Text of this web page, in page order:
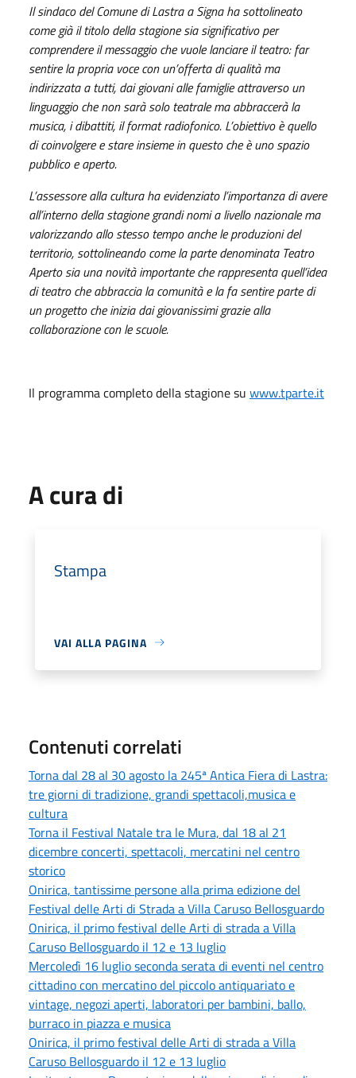
Il sindaco del Comune di Lastra a Signa ha sottolineato
come già il titolo della stagione sia significativo per
comprendere il messaggio che vuole lanciare il teatro: far
sentire la propria voce con un’offerta di qualità ma
indirizzata a tutti, dai giovani alle famiglie attraverso un
linguaggio che non sarà solo teatrale ma abbraccerà la
musica, i dibattiti, il format radiofonico. L’obiettivo è quello
di coinvolgere e stare insieme in questo che è uno spazio
pubblico e aperto.
L’assessore alla cultura ha evidenziato l’importanza di avere
all’interno della stagione grandi nomi a livello nazionale ma
valorizzando allo stesso tempo anche le produzioni del
territorio, sottolineando come la parte denominata Teatro
Aperto sia una novità importante che rappresenta quell’idea
di teatro che abbraccia la comunità e la fa sentire parte di
un progetto che inizia dai giovanissimi grazie alla
collaborazione con le scuole.
Il programma completo della stagione su www.tparte.it
A cura di
Stampa
VAI ALLA PAGINA
Contenuti correlati
Torna dal 28 al 30 agosto la 245ª Antica Fiera di Lastra:
tre giorni di tradizione, grandi spettacoli,musica e
cultura
Torna il Festival Natale tra le Mura, dal 18 al 21
dicembre concerti, spettacoli, mercatini nel centro
storico
Onirica, tantissime persone alla prima edizione del
Festival delle Arti di Strada a Villa Caruso Bellosguardo
Onirica, il primo festival delle Arti di strada a Villa
Caruso Bellosguardo il 12 e 13 luglio
Mercoledì 16 luglio seconda serata di eventi nel centro
cittadino con mercatino del piccolo antiquariato e
vintage, negozi aperti, laboratori per bambini, ballo,
burraco in piazza e musica
Onirica, il primo festival delle Arti di strada a Villa
Caruso Bellosguardo il 12 e 13 luglio